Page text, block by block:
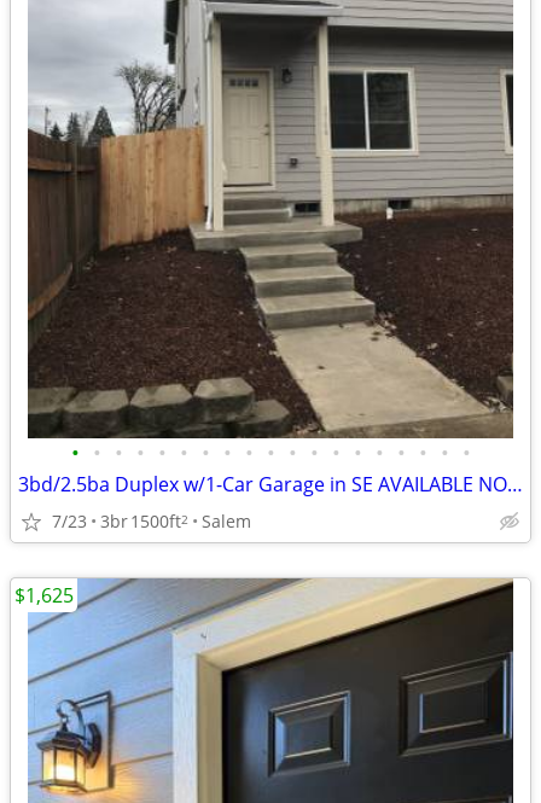
• • • • • • • • • • • • • • • • • • •
3bd/2.5ba Duplex w/1-Car Garage in SE AVAILABLE NOW!!
7/23 3br1500ft2 Salem
$1,625